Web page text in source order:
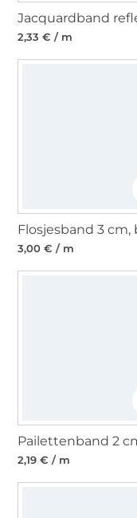
2,33 € / m
3,00 € / m
2,19 € / m